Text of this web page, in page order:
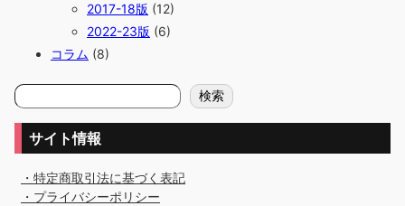
2017-18版 (12)
2022-23版 (6)
コラム (8)
検
索
検索
サイト情報
・特定商取引法に基づく表記
・プライバシーポリシー